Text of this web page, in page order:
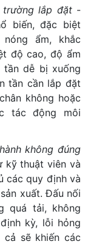
lắp đặt-
biến, đặc biệt
ẩm, khắc
độ cao, độ ẩm
tần dễ bị xuống
tần cần lắp đặt
không hoặc
tác động môi
không đúng
kỹ thuật viên và
các quy định và
xuất. Đấu nối
quá tải, không
kỳ, lỗi hỏng
sẽ khiến các